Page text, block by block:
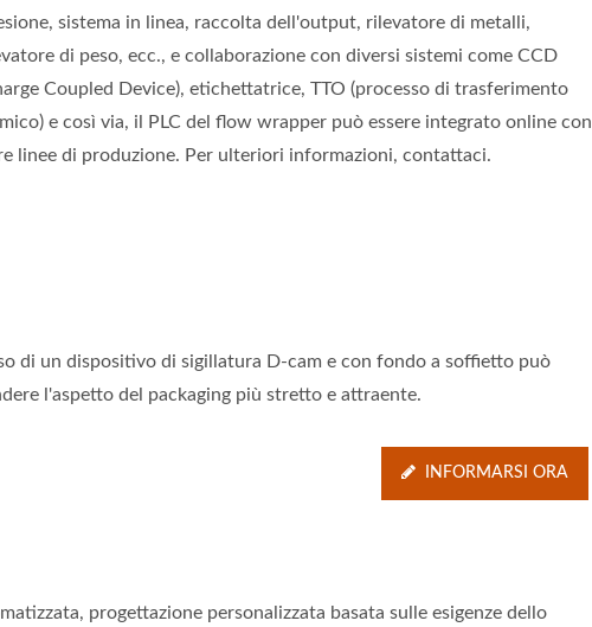
sistema in linea, raccolta dell'output, rilevatore di metalli,
di peso, ecc., e collaborazione con diversi sistemi come CCD
Coupled Device), etichettatrice, TTO (processo di trasferimento
e così via, il PLC del flow wrapper può essere integrato online con
linee di produzione. Per ulteriori informazioni, contattaci.
di un dispositivo di sigillatura D-cam e con fondo a soffietto può
l'aspetto del packaging più stretto e attraente.
INFORMARSI ORA
progettazione personalizzata basata sulle esigenze dello
Di Gruppo Per
Al Vapore Senza
Per Imballaggio Con
Vassoio
Linea Di Imballaggio
Automatizzata Per Bastoncini
Di Colla Calda